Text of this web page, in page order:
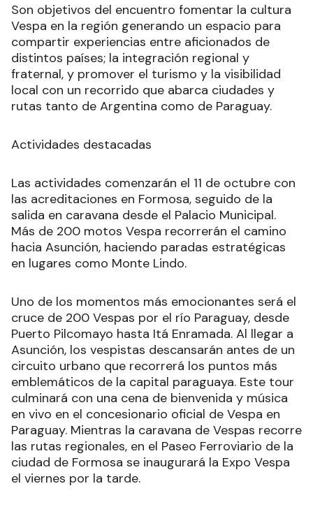
Son objetivos del encuentro fomentar la cultura
Vespa en la región generando un espacio para
compartir experiencias entre aficionados de
distintos países; la integración regional y
fraternal, y promover el turismo y la visibilidad
local con un recorrido que abarca ciudades y
rutas tanto de Argentina como de Paraguay.
Actividades destacadas
Las actividades comenzarán el 11 de octubre con
las acreditaciones en Formosa, seguido de la
salida en caravana desde el Palacio Municipal.
Más de 200 motos Vespa recorrerán el camino
hacia Asunción, haciendo paradas estratégicas
en lugares como Monte Lindo.
Uno de los momentos más emocionantes será el
cruce de 200 Vespas por el río Paraguay, desde
Puerto Pilcomayo hasta Itá Enramada. Al llegar a
Asunción, los vespistas descansarán antes de un
circuito urbano que recorrerá los puntos más
emblemáticos de la capital paraguaya. Este tour
culminará con una cena de bienvenida y música
en vivo en el concesionario oficial de Vespa en
Paraguay. Mientras la caravana de Vespas recorre
las rutas regionales, en el Paseo Ferroviario de la
ciudad de Formosa se inaugurará la Expo Vespa
el viernes por la tarde.